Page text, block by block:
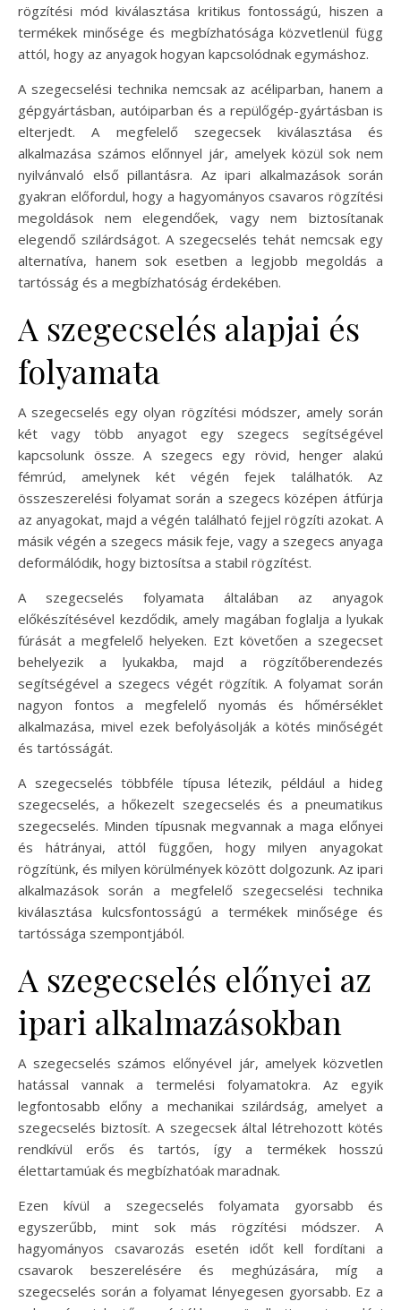
rögzítési mód kiválasztása kritikus fontosságú, hiszen a
termékek minősége és megbízhatósága közvetlenül függ
attól, hogy az anyagok hogyan kapcsolódnak egymáshoz.
A szegecselési technika nemcsak az acéliparban, hanem a
gépgyártásban, autóiparban és a repülőgép-gyártásban is
elterjedt. A megfelelő szegecsek kiválasztása és
alkalmazása számos előnnyel jár, amelyek közül sok nem
nyilvánvaló első pillantásra. Az ipari alkalmazások során
gyakran előfordul, hogy a hagyományos csavaros rögzítési
megoldások nem elegendőek, vagy nem biztosítanak
elegendő szilárdságot. A szegecselés tehát nemcsak egy
alternatíva, hanem sok esetben a legjobb megoldás a
tartósság és a megbízhatóság érdekében.
A szegecselés alapjai és
folyamata
A szegecselés egy olyan rögzítési módszer, amely során
két vagy több anyagot egy szegecs segítségével
kapcsolunk össze. A szegecs egy rövid, henger alakú
fémrúd, amelynek két végén fejek találhatók. Az
összeszerelési folyamat során a szegecs középen átfúrja
az anyagokat, majd a végén található fejjel rögzíti azokat. A
másik végén a szegecs másik feje, vagy a szegecs anyaga
deformálódik, hogy biztosítsa a stabil rögzítést.
A szegecselés folyamata általában az anyagok
előkészítésével kezdődik, amely magában foglalja a lyukak
fúrását a megfelelő helyeken. Ezt követően a szegecset
behelyezik a lyukakba, majd a rögzítőberendezés
segítségével a szegecs végét rögzítik. A folyamat során
nagyon fontos a megfelelő nyomás és hőmérséklet
alkalmazása, mivel ezek befolyásolják a kötés minőségét
és tartósságát.
A szegecselés többféle típusa létezik, például a hideg
szegecselés, a hőkezelt szegecselés és a pneumatikus
szegecselés. Minden típusnak megvannak a maga előnyei
és hátrányai, attól függően, hogy milyen anyagokat
rögzítünk, és milyen körülmények között dolgozunk. Az ipari
alkalmazások során a megfelelő szegecselési technika
kiválasztása kulcsfontosságú a termékek minősége és
tartóssága szempontjából.
A szegecselés előnyei az
ipari alkalmazásokban
A szegecselés számos előnyével jár, amelyek közvetlen
hatással vannak a termelési folyamatokra. Az egyik
legfontosabb előny a mechanikai szilárdság, amelyet a
szegecselés biztosít. A szegecsek által létrehozott kötés
rendkívül erős és tartós, így a termékek hosszú
élettartamúak és megbízhatóak maradnak.
Ezen kívül a szegecselés folyamata gyorsabb és
egyszerűbb, mint sok más rögzítési módszer. A
hagyományos csavarozás esetén időt kell fordítani a
csavarok beszerelésére és meghúzására, míg a
szegecselés során a folyamat lényegesen gyorsabb. Ez a